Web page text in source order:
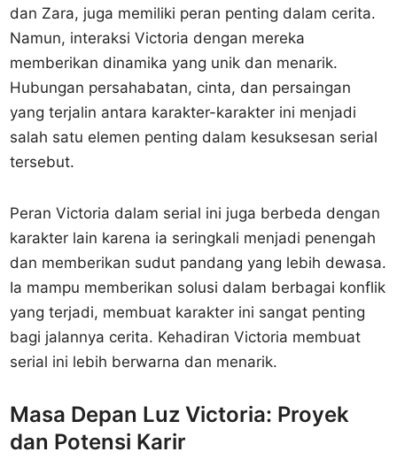
dan Zara, juga memiliki peran penting dalam cerita.
Namun, interaksi Victoria dengan mereka
memberikan dinamika yang unik dan menarik.
Hubungan persahabatan, cinta, dan persaingan
yang terjalin antara karakter-karakter ini menjadi
salah satu elemen penting dalam kesuksesan serial
tersebut.
Peran Victoria dalam serial ini juga berbeda dengan
karakter lain karena ia seringkali menjadi penengah
dan memberikan sudut pandang yang lebih dewasa.
Ia mampu memberikan solusi dalam berbagai konflik
yang terjadi, membuat karakter ini sangat penting
bagi jalannya cerita. Kehadiran Victoria membuat
serial ini lebih berwarna dan menarik.
Masa Depan Luz Victoria: Proyek
dan Potensi Karir